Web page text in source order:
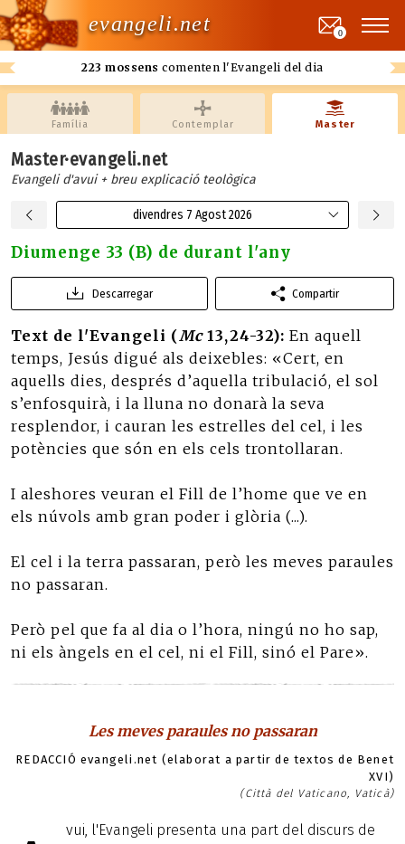
evangeli.net
223 mossens comenten l'Evangeli del dia
0
Família Contemplar Master
Master·evangeli.net
Evangeli d'avui + breu explicació teològica
divendres 7 Agost 2026
Diumenge 33 (B) de durant l'any
Descarregar Compartir
Text de l'Evangeli (Mc13,24-32): En aquell
temps, Jesús digué als deixebles: «Cert, en
aquells dies, després d’aquella tribulació, el sol
s’enfosquirà, i la lluna no donarà la seva
resplendor, i cauran les estrelles del cel, i les
potències que són en els cels trontollaran.
I aleshores veuran el Fill de l’home que ve en
els núvols amb gran poder i glòria (...).
El cel i la terra passaran, però les meves paraules
no passaran.
Però pel que fa al dia o l’hora, ningú no ho sap,
ni els àngels en el cel, ni el Fill, sinó el Pare».
Les meves paraules no passaran
REDACCIÓ evangeli.net (elaborat a partir de textos de Benet
XVI)
(Città del Vaticano, Vaticà)
vui, l'Evangeli presenta una part del discurs de